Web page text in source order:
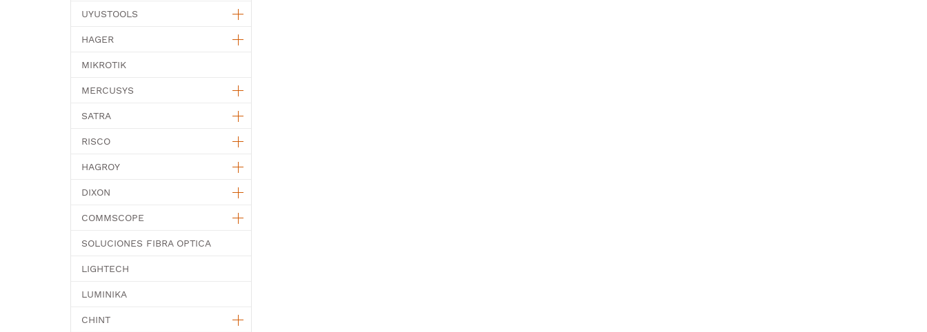
UYUSTOOLS
HAGER
MIKROTIK
MERCUSYS
SATRA
RISCO
HAGROY
DIXON
COMMSCOPE
SOLUCIONES FIBRA OPTICA
LIGHTECH
LUMINIKA
CHINT